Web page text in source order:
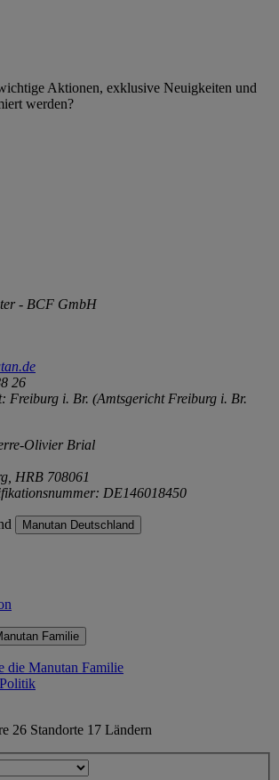
Aktionen, exklusive Neuigkeiten und
werden?
- BCF GmbH
26
Freiburg i. Br. (Amtsgericht Freiburg i. Br.
Olivier Brial
HRB 708061
DE146018450
Manutan Deutschland
Familie
die Manutan Familie
26 Standorte 17 Ländern